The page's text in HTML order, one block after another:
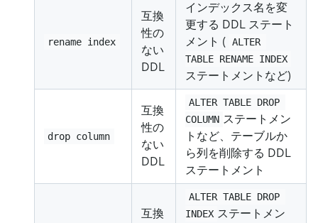
rename index
互換
性の
ない
DDL
インデックス名を変
更する DDL ステート
メント ( ALTER
TABLE RENAME INDEX
ステートメントなど)
drop column
互換
性の
ない
DDL
ALTER TABLE DROP
COLUMN ステートメン
トなど、テーブルか
ら列を削除する DDL
ステートメント
互換
ALTER TABLE DROP
INDEX ステートメン